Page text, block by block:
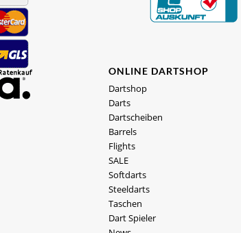
ONLINE DARTSHOP
Dartshop
Darts
Dartscheiben
Barrels
Flights
SALE
Softdarts
Steeldarts
Taschen
Dart Spieler